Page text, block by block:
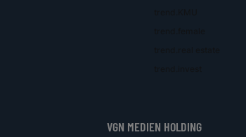
VGN MEDIEN HOLDING